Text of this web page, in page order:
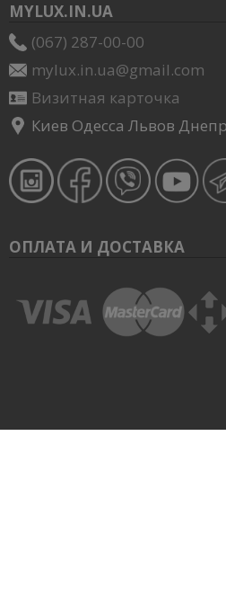
MYLUX.IN.UA
(067) 287-00-00
mylux.in.ua@gmail.com
Визитная карточка
Киев Одесса Львов Днепр
ОПЛАТА И ДОСТАВКА